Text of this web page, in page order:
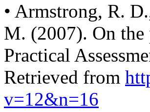
• Armstrong, R.
M. (2007). On the
Practical
Retrieved from
v=12&n=16